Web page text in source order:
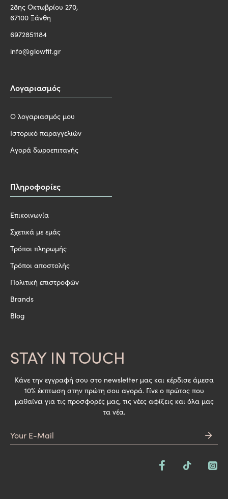
28ης Οκτωβρίου 270,
67100 Ξάνθη
6972851184
info@glowfit.gr
Λογαριασμός
Ο λογαριασμός μου
Ιστορικό παραγγελιών
Αγορά δωροεπιταγής
Πληροφορίες
Επικοινωνία
Σχετικά με εμάς
Τρόποι πληρωμής
Τρόποι αποστολής
Πολιτική επιστροφών
Brands
Blog
STAY IN TOUCH
Κάνε την εγγραφή σου στο newsletter μας και κέρδισε άμεσα
10% έκπτωση στην πρώτη σου αγορά. Γίνε ο πρώτος που
μαθαίνει για τις προσφορές μας, τις νέες αφίξεις και όλα μας
τα νέα.